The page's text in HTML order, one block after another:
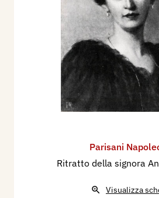
Sapori, L'88.a Mostra degli
Belle Arti in Roma,
Milano, n. 19, 11 maggio, pp.
1996 - La Biennale di Venezia.
Internazionali d’Arte 1895-
Electa, p. 566
Parisani
Ritratto della signora
Visualizza